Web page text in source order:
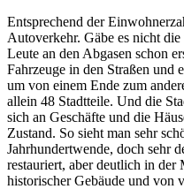
Entsprechend der
Autoverkehr. Gäbe es nicht
Leute an den Abgasen schon
Fahrzeuge in den Straßen und
um von einem Ende zum
allein 48 Stadtteile. Und die
sich an Geschäfte und die
Zustand. So sieht man sehr
Jahrhundertwende, doch sehr
restauriert, aber deutlich in
historischer Gebäude und von